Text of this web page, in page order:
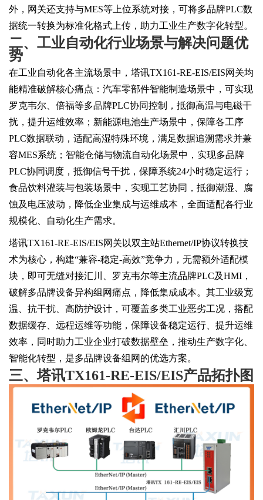
外，网关还支持与MES等上位系统对接，可将多品牌PLC数
据统一转换为标准化格式上传，助力工业生产数字化转型。
二、 工业自动化行业场景与解决问题优
势
在工业自动化各主流场景中，塔讯TX161-RE-EIS/EIS网关均
能精准破解核心痛点：汽车零部件智能制造场景中，可实现
罗克韦尔、倍福等多品牌PLC协同控制，抵御高温与电磁干
扰，提升运维效率；新能源电池生产场景中，保障各工序
PLC数据联动，适配高湿特殊环境，满足数据追溯需求并兼
容MES系统；智能仓储与物流自动化场景中，实现多品牌
PLC协同调度，抵御信号干扰，保障系统24小时稳定运行；
食品饮料灌装与包装场景中，实现工艺协同，抵御潮湿、腐
蚀及电压波动，降低企业集成与运维成本，全面适配各行业
规模化、自动化生产需求。
塔讯TX161-RE-EIS/EIS网关以双主站Ethernet/IP协议转换技
术为核心，构建“兼容-稳定-高效”竞争力，无需额外适配模
块，即可无缝对接汇川、罗克韦尔等主流品牌PLC及HMI，
破解多品牌设备异构组网痛点，降低集成成本。其工业级宽
温、抗干扰、高防护设计，可覆盖多类工业恶劣工况，搭配
数据缓存、远程运维等功能，保障设备稳定运行、提升运维
效率，同时助力工业企业打破数据壁垒，推动生产数字化、
智能化转型，是多品牌设备组网的优选方案。
三、塔讯TX161-RE-EIS/EIS产品拓扑图